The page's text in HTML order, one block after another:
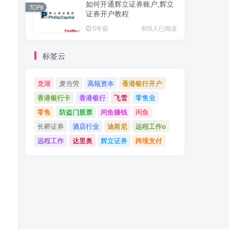
如何开通辉立证券账户,辉立
证券开户教程
5年前 805人已阅读
TOP6
标签云
龙湖 麦当劳 高瓴资本
香港银行开户
香港银行卡
香港银行 飞雪
零售业
零售
防盗门股票 闲鱼赚钱
闲鱼
长桥证券
酒店行业 迪斯尼
远程工作o
远程工作
达里奥 辉立证券 跨境支付